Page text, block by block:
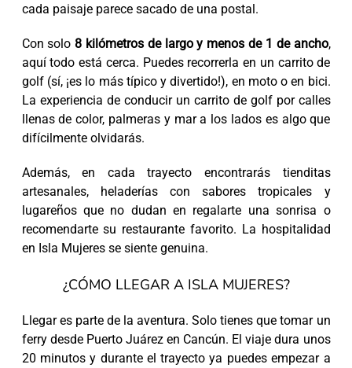
cada paisaje parece sacado de una postal.
Con solo 8 kilómetros de largo y menos de 1 de ancho,
aquí todo está cerca. Puedes recorrerla en un carrito de
golf (sí, ¡es lo más típico y divertido!), en moto o en bici.
La experiencia de conducir un carrito de golf por calles
llenas de color, palmeras y mar a los lados es algo que
difícilmente olvidarás.
Además, en cada trayecto encontrarás tienditas
artesanales, heladerías con sabores tropicales y
lugareños que no dudan en regalarte una sonrisa o
recomendarte su restaurante favorito. La hospitalidad
en Isla Mujeres se siente genuina.
¿CÓMO LLEGAR A ISLA MUJERES?
Llegar es parte de la aventura. Solo tienes que tomar un
ferry desde Puerto Juárez en Cancún. El viaje dura unos
20 minutos y durante el trayecto ya puedes empezar a